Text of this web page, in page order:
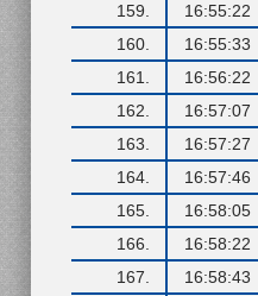
159.
16:55:22
160.
16:55:33
161.
16:56:22
162.
16:57:07
163.
16:57:27
164.
16:57:46
165.
16:58:05
166.
16:58:22
167.
16:58:43